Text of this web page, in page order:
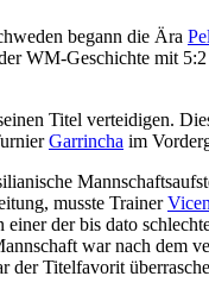
begann die Ära
WM-Geschichte mit
Titel verteidigen.
Garrincha im
musste Trainer
der bis dato
war nach dem
der Titelfavorit